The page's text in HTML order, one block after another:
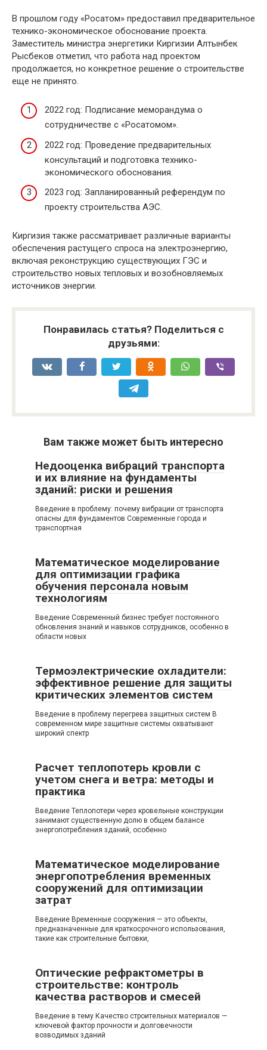
В прошлом году «Росатом» предоставил предварительное
технико-экономическое обоснование проекта.
Заместитель министра энергетики Киргизии Алтынбек
Рысбеков отметил, что работа над проектом
продолжается, но конкретное решение о строительстве
еще не принято.
2022 год: Подписание меморандума о
сотрудничестве с «Росатомом».
2022 год: Проведение предварительных
консультаций и подготовка технико-
экономического обоснования.
2023 год: Запланированный референдум по
проекту строительства АЭС.
Киргизия также рассматривает различные варианты
обеспечения растущего спроса на электроэнергию,
включая реконструкцию существующих ГЭС и
строительство новых тепловых и возобновляемых
источников энергии.
Понравилась статья? Поделиться с
друзьями:
Вам также может быть интересно
Недооценка вибраций транспорта
и их влияние на фундаменты
зданий: риски и решения
Введение в проблему: почему вибрации от транспорта
опасны для фундаментов Современные города и
транспортная
Математическое моделирование
для оптимизации графика
обучения персонала новым
технологиям
Введение Современный бизнес требует постоянного
обновления знаний и навыков сотрудников, особенно в
области новых
Термоэлектрические охладители:
эффективное решение для защиты
критических элементов систем
Введение в проблему перегрева защитных систем В
современном мире защитные системы охватывают
широкий спектр
Расчет теплопотерь кровли с
учетом снега и ветра: методы и
практика
Введение Теплопотери через кровельные конструкции
занимают существенную долю в общем балансе
энергопотребления зданий, особенно
Математическое моделирование
энергопотребления временных
сооружений для оптимизации
затрат
Введение Временные сооружения — это объекты,
предназначенные для краткосрочного использования,
такие как строительные бытовки,
Оптические рефрактометры в
строительстве: контроль
качества растворов и смесей
Введение в тему Качество строительных материалов —
ключевой фактор прочности и долговечности
возводимых зданий